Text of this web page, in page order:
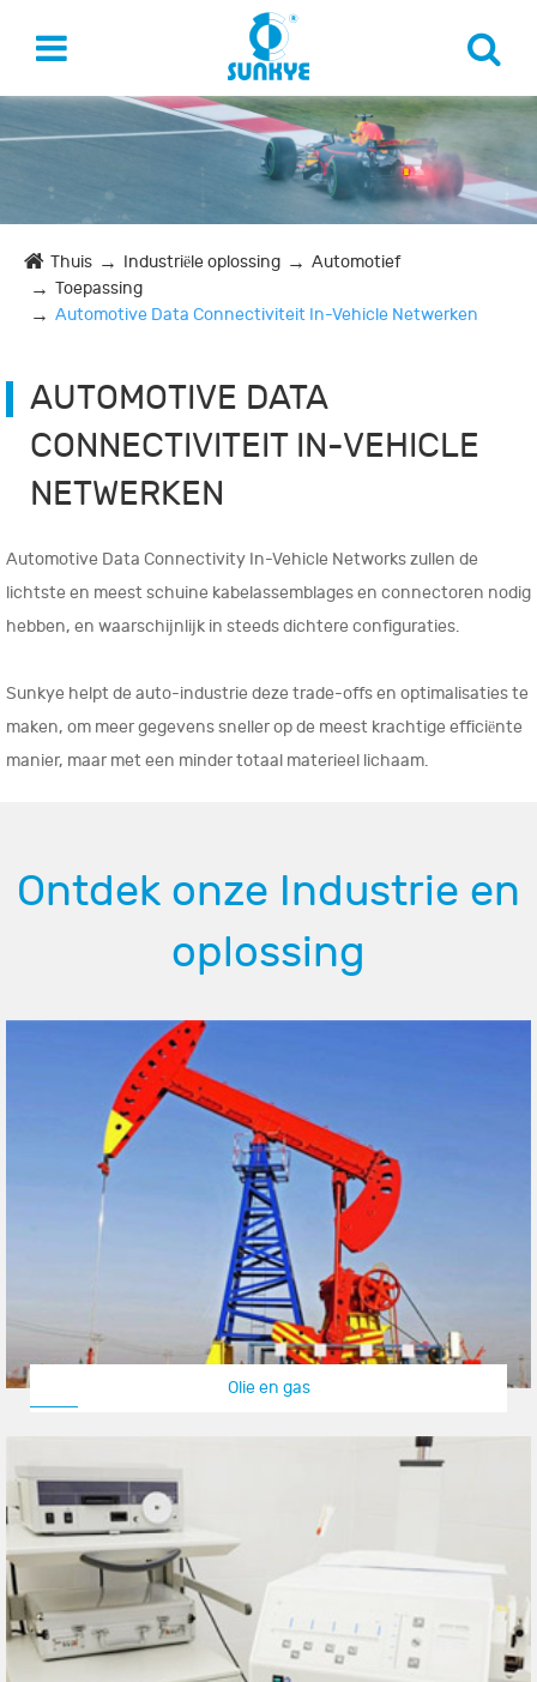
Thuis Industriële oplossing
Automotief
Toepassing
Automotive Data Connectiviteit In-Vehicle Netwerken
AUTOMOTIVE DATA
CONNECTIVITEIT IN-VEHICLE
NETWERKEN
Automotive Data Connectivity In-Vehicle Networks zullen de
lichtste en meest schuine kabelassemblages en connectoren nodig
hebben, en waarschijnlijk in steeds dichtere configuraties.
Sunkye helpt de auto-industrie deze trade-offs en optimalisaties te
maken, om meer gegevens sneller op de meest krachtige efficiënte
manier, maar met een minder totaal materieel lichaam.
Ontdek onze Industrie en
oplossing
Olie en gas